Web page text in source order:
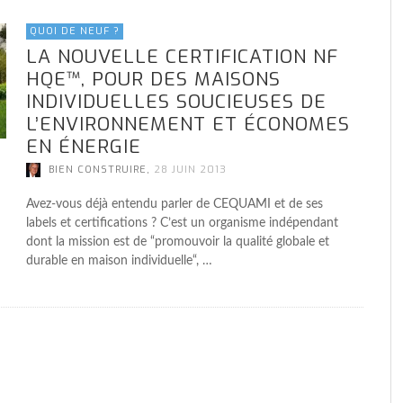
D’EXCEPTION
BIEN CONSTRUIRE ,22 MARS 2022
D’EXCEPTION
BIEN CONSTRUIRE ,22 MARS 2022
PASSIVE
AL, 30 JUILLET 2020
DE LA CUISINE DE VOTRE FUTURE
MAISON ?
BIEN CONSTRUIRE ,6 JUIN 2019
D’EXCEPTION
BIEN CONSTRUIRE ,22 MARS 2022
QUOI DE NEUF ?
LA NOUVELLE CERTIFICATION NF
HQE™, POUR DES MAISONS
INDIVIDUELLES SOUCIEUSES DE
L’ENVIRONNEMENT ET ÉCONOMES
EN ÉNERGIE
BIEN CONSTRUIRE , 28 JUIN 2013
Avez-vous déjà entendu parler de CEQUAMI et de ses
labels et certifications ? C’est un organisme indépendant
dont la mission est de “promouvoir la qualité globale et
durable en maison individuelle“, …